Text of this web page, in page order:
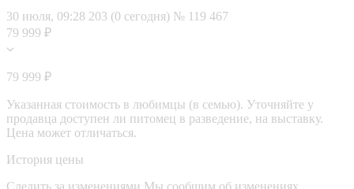
30 июля, 09:28 203 (0 сегодня) № 119 467
79 999 ₽
79 999 ₽
Указанная стоимость в любимцы (в семью). Уточняйте у
продавца доступен ли питомец в разведение, на выставку.
Цена может отличаться.
История цены
Следить за изменениями Мы сообщим об изменениях